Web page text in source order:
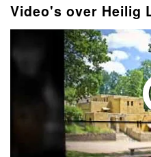
Video's over Heilig